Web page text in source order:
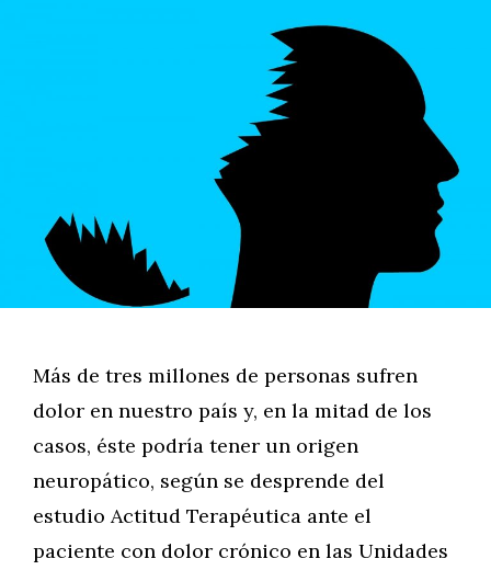
Más de tres millones de personas sufren
dolor en nuestro país y, en la mitad de los
casos, éste podría tener un origen
neuropático, según se desprende del
estudio Actitud Terapéutica ante el
paciente con dolor crónico en las Unidades